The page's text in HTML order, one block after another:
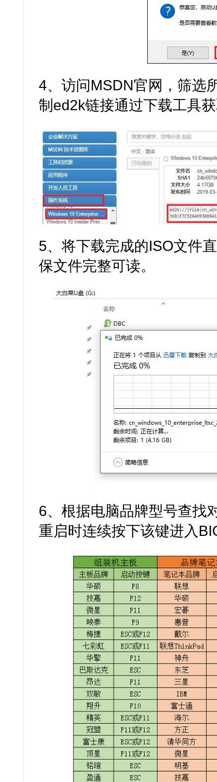
4、访问MSDN官网，筛选
制ed2k链接通过下载工具
5、将下载完成的ISO文件
保文件完整可读。
6、根据电脑品牌型号查找
重启时连续按下该键进入